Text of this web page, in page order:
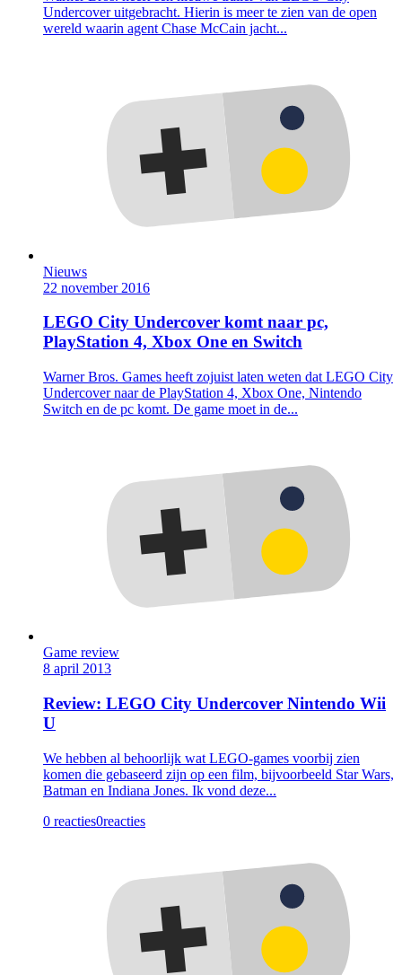
Undercover uitgebracht. Hierin is meer te zien van de open
wereld waarin agent Chase McCain jacht...
Nieuws
22 november 2016
LEGO City Undercover komt naar pc,
PlayStation 4, Xbox One en Switch
Warner Bros. Games heeft zojuist laten weten dat LEGO City
Undercover naar de PlayStation 4, Xbox One, Nintendo
Switch en de pc komt. De game moet in de...
Game review
8 april 2013
Review: LEGO City Undercover Nintendo Wii
U
We hebben al behoorlijk wat LEGO-games voorbij zien
komen die gebaseerd zijn op een film, bijvoorbeeld Star Wars,
Batman en Indiana Jones. Ik vond deze...
0 reacties0reacties